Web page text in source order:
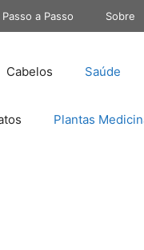
Passo a Passo Sobre
Cabelos Saúde
Plantas